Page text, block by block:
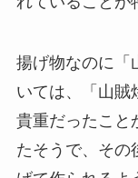
揚げ物なのに「
いては、「山賊
貴重だったこと
たそうで、その